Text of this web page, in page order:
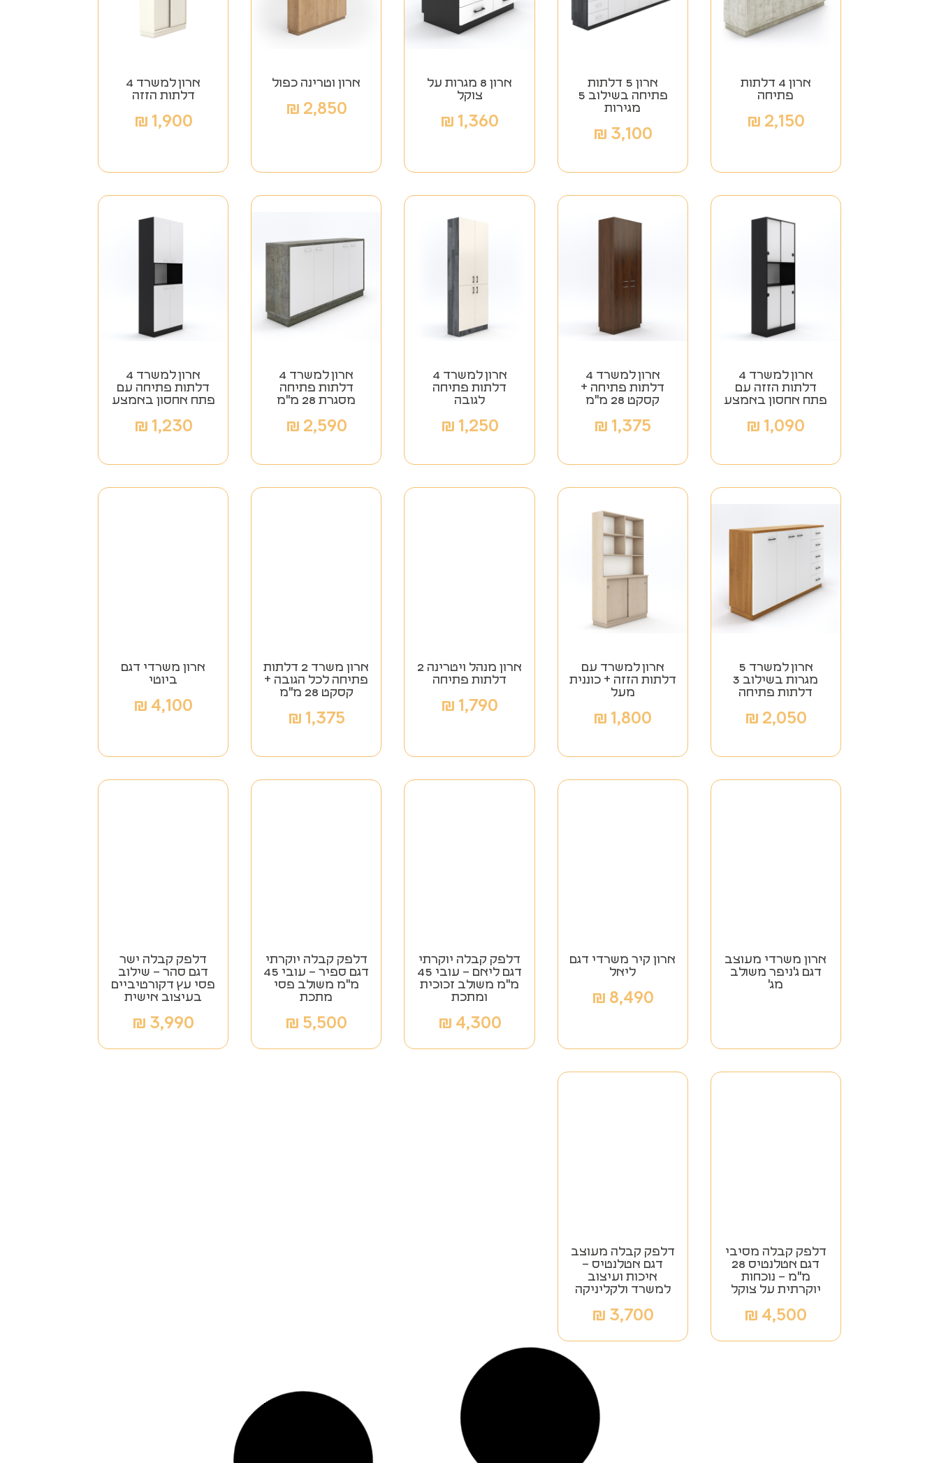
ארון 4 דלתות
פתיחה
2,150
₪
ארון 5 דלתות
פתיחה בשילוב 5
מגירות
3,100
₪
ארון 8 מגרות על
צוקל
1,360
₪
ארון וטרינה כפול
2,850
₪
ארון למשרד 4
דלתות הזזה
1,900
₪
ארון למשרד 4
דלתות הזזה עם
פתח אחסון באמצע
1,090
₪
ארון למשרד 4
דלתות פתיחה +
קסקט 28 מ"מ
1,375
₪
ארון למשרד 4
דלתות פתיחה
לגובה
1,250
₪
ארון למשרד 4
דלתות פתיחה
מסגרת 28 מ"מ
2,590
₪
ארון למשרד 4
דלתות פתיחה עם
פתח אחסון באמצע
1,230
₪
ארון למשרד 5
מגרות בשילוב 3
דלתות פתיחה
2,050
₪
ארון למשרד עם
דלתות הזזה + כוננית
מעל
1,800
₪
ארון מנהל ויטרינה 2
דלתות פתיחה
1,790
₪
ארון משרד 2 דלתות
פתיחה לכל הגובה +
קסקט 28 מ"מ
1,375
₪
ארון משרדי דגם
ביוטי
4,100
₪
ארון משרדי מעוצב
דגם ג'ניפר משולב
מג'
ארון קיר משרדי דגם
ליאל
8,490
₪
דלפק קבלה יוקרתי
דגם ליאם – עובי 45
מ"מ משולב זכוכית
ומתכת
4,300
₪
דלפק קבלה יוקרתי
דגם ספיר – עובי 45
מ"מ משולב פסי
מתכת
5,500
₪
דלפק קבלה ישר
דגם סהר – שילוב
פסי עץ דקורטיביים
בעיצוב אישית
3,990
₪
דלפק קבלה מסיבי
דגם אטלנטיס 28
מ"מ – נוכחות
יוקרתית על צוקל
4,500
₪
דלפק קבלה מעוצב
דגם אטלנטיס –
איכות ועיצוב
למשרד ולקליניקה
3,700
₪